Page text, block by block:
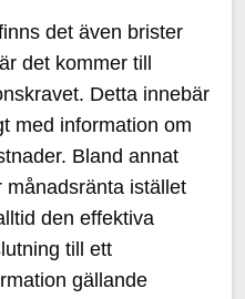
det även brister
det kommer till
Detta innebär
med information om
Bland annat
månadsränta istället
den effektiva
till ett
gällande